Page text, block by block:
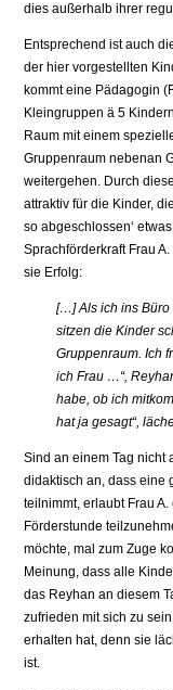
dies außer­halb ihrer
Entsprechend ist auch
der hier vorgestellten
kommt eine Pädago­gin
Kleingruppen ä 5
Raum mit einem
Gruppenraum nebenan
weitergehen. Durch
attraktiv für die Kinder,
so abgeschlossen‘
Sprachförder­kraft Frau
sie Erfolg:
[…] Als ich ins Büro
sitzen die Kinder
Gruppenraum. Ich
ich Frau …“,
habe, ob ich
hat ja ge­sagt“,
Sind an einem Tag nicht
didaktisch an, dass eine
teilnimmt, erlaubt Frau
Förderstunde
möchte, mal zum Zuge
Meinung, dass alle
das Reyhan an diesem
zufrieden mit sich zu
erhalten hat, denn sie
ist.